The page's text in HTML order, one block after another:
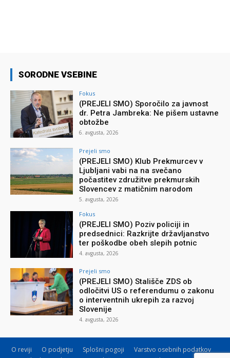
SORODNE VSEBINE
Fokus
(PREJELI SMO) Sporočilo za javnost
dr. Petra Jambreka: Ne pišem ustavne
obtožbe
6. avgusta, 2026
Prejeli smo
(PREJELI SMO) Klub Prekmurcev v
Ljubljani vabi na na svečano
počastitev združitve prekmurskih
Slovencev z matičnim narodom
5. avgusta, 2026
Fokus
(PREJELI SMO) Poziv policiji in
predsednici: Razkrijte državljanstvo
ter poškodbe obeh slepih potnic
4. avgusta, 2026
Prejeli smo
(PREJELI SMO) Stališče ZDS ob
odločitvi US o referendumu o zakonu
o interventnih ukrepih za razvoj
Slovenije
4. avgusta, 2026
O reviji O podjetju Splošni pogoji
Varstvo osebnih podatkov